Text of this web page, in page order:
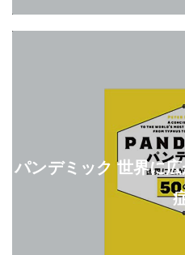
パンデミック 世界に